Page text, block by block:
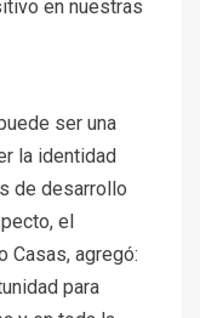
en nuestras
ser una
la identidad
de desarrollo
el
Casas, agregó:
para